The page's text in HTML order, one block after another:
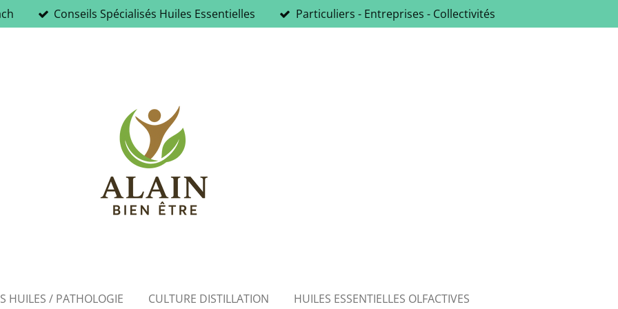
Conseils Spécialisés Huiles Essentielles Particuliers - Entreprises - Collectivités
HUILES / PATHOLOGIE CULTURE DISTILLATION
HUILES ESSENTIELLES OLFACTIVES